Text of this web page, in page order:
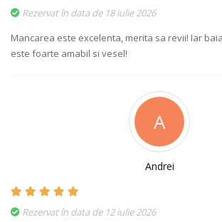
Rezervat în data de 18 iulie 2026
Mancarea este excelenta, merita sa revii! Iar
este foarte amabil si vesel!
A
Andrei
Rezervat în data de 12 iulie 2026